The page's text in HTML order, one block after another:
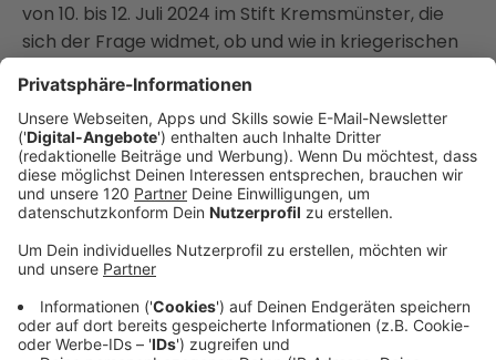
von 10. bis 12. Juli 2024 im Stift Kremsmünster, die
sich der Frage widmet, ob und wie in kriegerischen
beleuchten auch wir in dieser Ausgabe gemeinsam
mit dem Historiker Hannes Leidinger und Gerold
Lehner, Superintendent der evangelischen Kirche in
Oberösterreich das Thema "Frieden stiften."
„Der lange Weg zum Frieden“ ist der Titel des
für Zeitgeschichte der Uni Wien. Im Podcast erklärt
wissenschaftlicher Sicht ist, wie die
Selbstzivilisierung Frieden möglich machen kann